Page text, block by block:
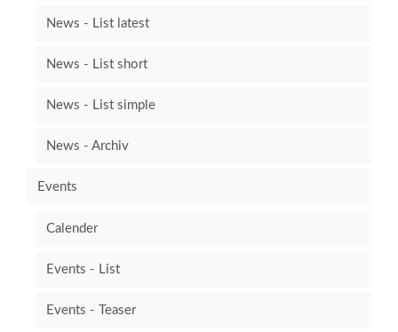
News - List latest
News - List short
News - List simple
News - Archiv
Events
Calender
Events - List
Events - Teaser